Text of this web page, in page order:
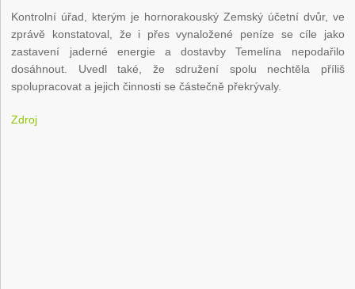
Kontrolní úřad, kterým je hornorakouský Zemský účetní dvůr, ve
zprávě konstatoval, že i přes vynaložené peníze se cíle jako
zastavení jaderné energie a dostavby Temelína nepodařilo
dosáhnout. Uvedl také, že sdružení spolu nechtěla příliš
spolupracovat a jejich činnosti se částečně překrývaly.
Zdroj